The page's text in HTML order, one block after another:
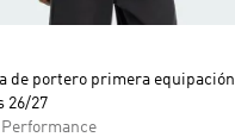
de portero primera equipación
26/27